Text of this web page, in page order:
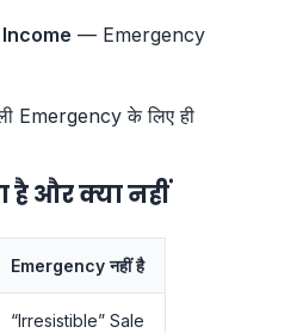
— Emergency
Emergency के लिए ही
है और क्या नहीं
Emergency नहीं है
“Irresistible” Sale